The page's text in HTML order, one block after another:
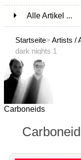
Alle Artikel ...
Startseite> Artists /
dark nights 1
Carboneids